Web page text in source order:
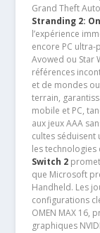
Grand Theft
Stranding 2:
l’expérience
encore PC ultra-
Avowed ou Star
références
et de mondes
terrain,
mobile et PC,
aux jeux AAA
cultes séduisent
les
Switch 2promet
que Microsoft
Handheld. Les
configurations
OMEN MAX 16,
graphiques